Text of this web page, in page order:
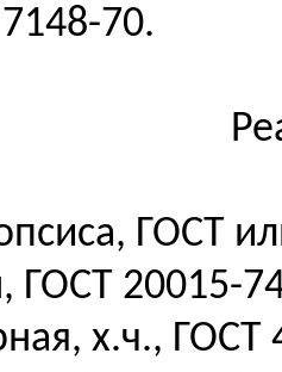
70.
ГОСТ
ГОСТ 20015-
х.ч.,